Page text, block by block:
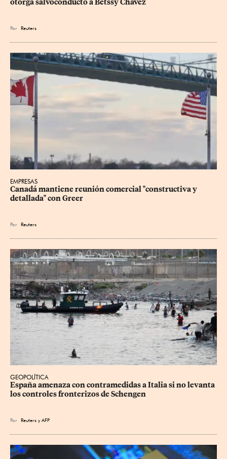
otorga salvoconducto a Betssy Chávez
Por Reuters
EMPRESAS
Canadá mantiene reunión ‌comercial "constructiva y
detallada" con Greer
Por Reuters
GEOPOLÍTICA
España amenaza con contramedidas a Italia si no levanta
los controles fronterizos de Schengen
Por Reuters yAFP